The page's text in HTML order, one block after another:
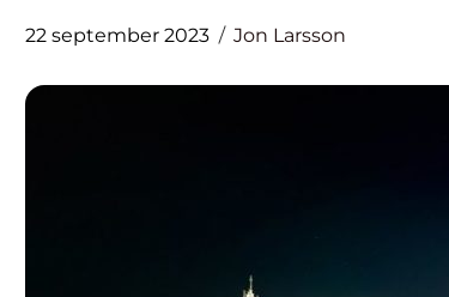
22 september 2023 Jon Larsson